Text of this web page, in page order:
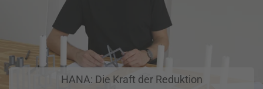
HANA: Die Kraft der Reduktion